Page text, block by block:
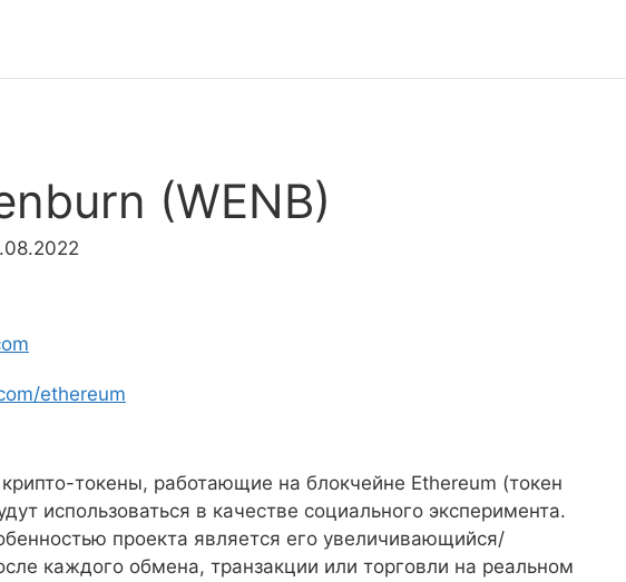
(WENB)
ethereum
токены, работающие на блокчейне Ethereum (токен
использоваться в качестве социального эксперимента.
проекта является его увеличивающийся/
каждого обмена, транзакции или торговли на реальном